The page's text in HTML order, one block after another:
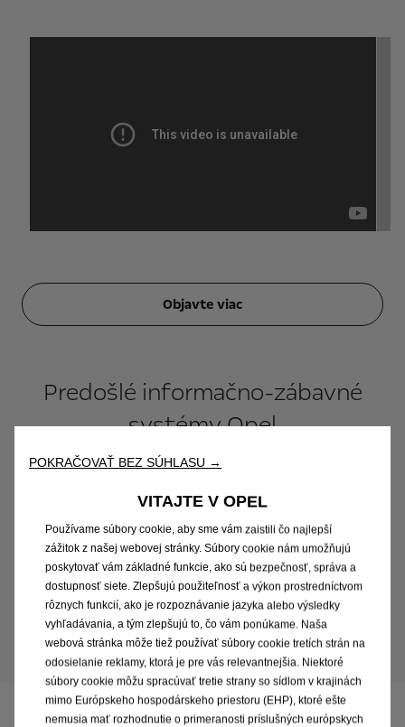
Objavte viac
Predošlé informačno-zábavné
systémy Opel
Príručky k predošlýminformačno-zábavným
osobných alebo úžitkových vozidiel nájdete na našej
webovej stránkes prehľadom používateľských
príručiek.
Používateľské príručky Opel
Navigačné a informačno-zábavné systémy
POKRAČOVAŤ BEZ SÚHLASU →
VITAJTE V OPEL
Používame súbory cookie, aby sme vám zaistili čo najlepší
zážitok z našej webovej stránky. Súbory cookie nám umožňujú
poskytovať vám základné funkcie, ako sú bezpečnosť, správa a
dostupnosť siete. Zlepšujú použiteľnosť a výkon prostredníctvom
rôznych funkcií, ako je rozpoznávanie jazyka alebo výsledky
vyhľadávania, a tým zlepšujú to, čo vám ponúkame. Naša
webová stránka môže tiež používať súbory cookie tretích strán na
odosielanie reklamy, ktorá je pre vás relevantnejšia. Niektoré
súbory cookie môžu spracúvať tretie strany so sídlom v krajinách
mimo Európskeho hospodárskeho priestoru (EHP), ktoré ešte
nemusia mať rozhodnutie o primeranosti príslušných európskych